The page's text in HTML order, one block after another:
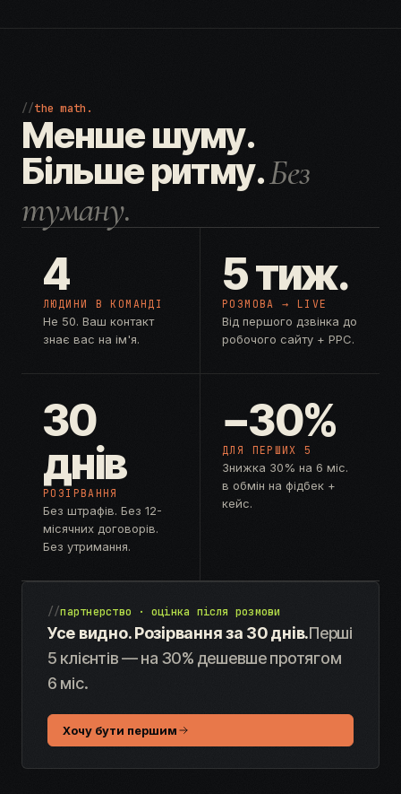
//the math.
Менше шуму.
Більше ритму.Без
туману.
4
ЛЮДИНИ В КОМАНДІ
Не 50. Ваш контакт
знає вас на ім'я.
5 тиж.
РОЗМОВА → LIVE
Від першого дзвінка до
робочого сайту + PPC.
30
днів
РОЗІРВАННЯ
Без штрафів. Без 12-
місячних договорів.
Без утримання.
−30%
ДЛЯ ПЕРШИХ 5
Знижка 30% на 6 міс.
в обмін на фідбек +
кейс.
//партнерство · оцінка після розмови
Усе видно. Розірвання за 30 днів.Перші
5 клієнтів — на 30% дешевше протягом
6 міс.
Хочу бути першим